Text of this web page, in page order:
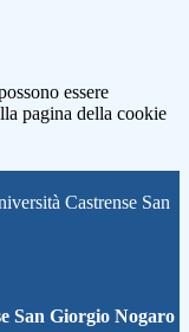
essere
pagina della cookie
Castrense San
San Giorgio Nogaro